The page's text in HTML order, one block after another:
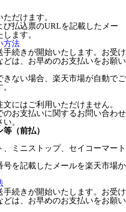
だけます。
び払込票のURLを記載したメー
ます。
方法
続きが開始いたします。お受け
は、お早めのお支払いをお願い
きない場合、楽天市場が自動でご
にはご利用いただけません。
お支払いに関するお問い合わせ
い。
（前払）
ミニストップ、セイコーマート
号を記載したメールを楽天市場か
続きが開始いたします。お受け
は、お早めのお支払いをお願い